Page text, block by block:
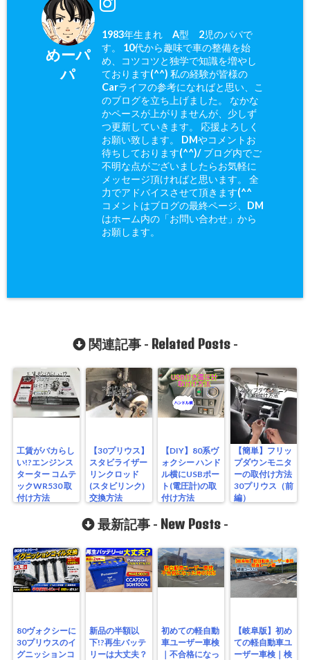
めーパ
パ
1983年生まれ A型 2児のパパで
す。 10代から趣味で車の整備を始
め、コツコツと独学で知識を増やし
ております(^^) 私の経験が皆様の
Carライフの参考になればと思い、こ
のブログを立ち上げました。 なかな
かペースが上がりませんが、少しず
つ更新していきます。 応援よろしく
お願い致します。 DMやコメントお
待ちしております(^^)/ ブログ内でご
不明な点がございましたらお気軽に
メッセージ頂ければと思います。 全
力でアドバイスさせて頂きます(^^ゞ
コメントはブログの最終ページ、DM
はホーム内の「お問い合わせ」から
お願します。
関連記事 - Related Posts-
工賃がバカらし
い!?エンジンス
ターター コムテ
ックWR530 取
付け方法
【30プリウス】
スタビライザー
リンクロッド
(スタビリンク)
交換方法
【DIY】80系ヴ
ォクシー ハンド
ル横にUSBポー
ト(電圧計)の取
付け方法
【簡単】フリッ
プダウンモニタ
ーの取付け方法
30プリウス（前
編）
最新記事 - New Posts -
80ヴォクシーに
30プリウスのイ
グニッションコ
新品の半額以
下!?再生バッテ
リーは大丈夫？
初めての軽自動
車ユーザー車検
｜不合格になっ
【岐阜版】初め
ての軽自動車ユ
ーザー車検｜検